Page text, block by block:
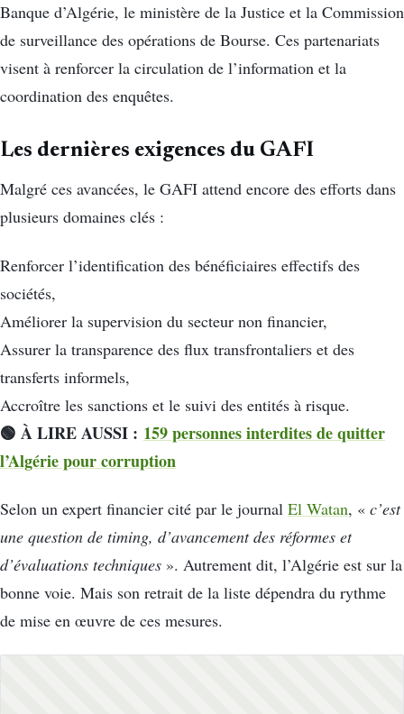
Banque d’Algérie, le ministère de la Justice et la Commission
de surveillance des opérations de Bourse. Ces partenariats
visent à renforcer la circulation de l’information et la
coordination des enquêtes.
Les dernières exigences du GAFI
Malgré ces avancées, le GAFI attend encore des efforts dans
plusieurs domaines clés :
Renforcer l’identification des bénéficiaires effectifs des
sociétés,
Améliorer la supervision du secteur non financier,
Assurer la transparence des flux transfrontaliers et des
transferts informels,
Accroître les sanctions et le suivi des entités à risque.
🟢 À LIRE AUSSI : 159 personnes interdites de quitter
l’Algérie pour corruption
Selon un expert financier cité par le journal El Watan, « c’est
une question de timing, d’avancement des réformes et
d’évaluations techniques ». Autrement dit, l’Algérie est sur la
bonne voie. Mais son retrait de la liste dépendra du rythme
de mise en œuvre de ces mesures.